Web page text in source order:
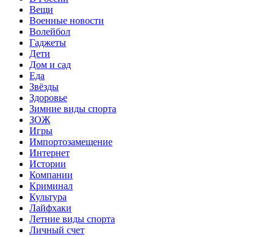
Вещи
Военные новости
Волейбол
Гаджеты
Дети
Дом и сад
Еда
Звёзды
Здоровье
Зимние виды спорта
ЗОЖ
Игры
Импортозамещение
Интернет
Истории
Компании
Криминал
Культура
Лайфхаки
Летние виды спорта
Личный счет